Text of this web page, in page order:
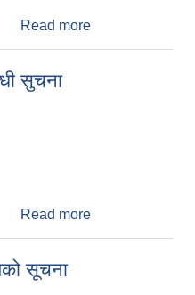
Read more
सुचना
Read more
सूचना